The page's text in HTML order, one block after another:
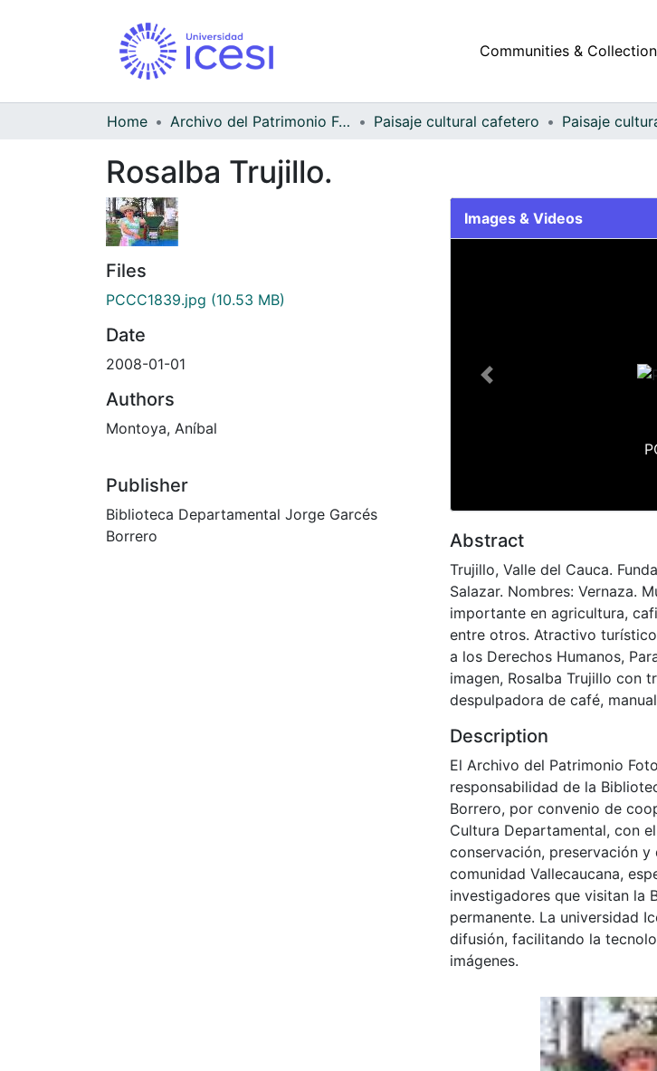
Communities &
Home Archivo del Patrimonio Fotográfico y Fílmico del Valle del Cauca Paisaje cultural cafetero Paisaje
Rosalba Trujillo.
Files
PCCC1839.jpg (10.53 MB)
Date
2008-01-01
Authors
Montoya, Aníbal
Publisher
Biblioteca Departamental Jorge Garcés
Borrero
Images & Videos
Previous
Abstract
Trujillo, Valle del Cauca.
Salazar. Nombres: Vernaza.
importante en agricultura,
entre otros. Atractivo
a los Derechos Humanos,
imagen, Rosalba Trujillo con
despulpadora de café,
Description
El Archivo del Patrimonio
responsabilidad de la
Borrero, por convenio de
Cultura Departamental, con
conservación, preservación
comunidad Vallecaucana,
investigadores que visitan la
permanente. La universidad
difusión, facilitando la
imágenes.